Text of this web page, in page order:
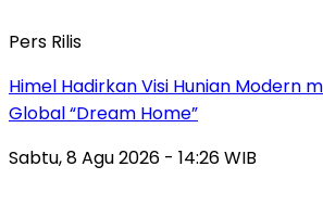
Pers Rilis
Himel Hadirkan Visi Hunian Modern
Global “Dream Home”
Sabtu, 8 Agu 2026 - 14:26 WIB